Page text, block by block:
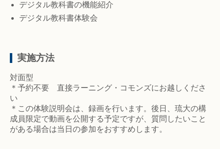
デジタル教科書の機能紹介
デジタル教科書体験会
実施方法
対面型
＊予約不要 直接ラーニング・コモンズにお越しくださ
い
＊この体験説明会は、録画を行います。後日、琉大の構
成員限定で動画を公開する予定ですが、質問したいこと
がある場合は当日の参加をおすすめします。